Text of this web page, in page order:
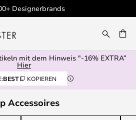
Designerbrands
mit dem Hinweis "-16% EXTRA”
Hier
BEST KOPIEREN
Accessoires